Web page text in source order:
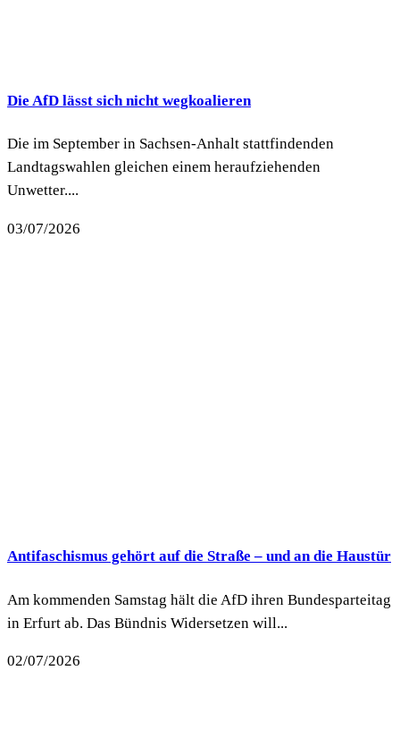
Die AfD lässt sich nicht wegkoalieren
Die im September in Sachsen-Anhalt stattfindenden
Landtagswahlen gleichen einem heraufziehenden
Unwetter....
03/07/2026
Antifaschismus gehört auf die Straße – und an die Haustür
Am kommenden Samstag hält die AfD ihren Bundesparteitag
in Erfurt ab. Das Bündnis Widersetzen will...
02/07/2026